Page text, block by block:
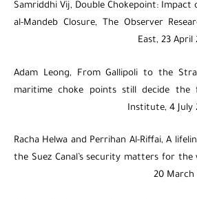
Samriddhi Vij, Double Chokepoint:
al-Mandeb Closure, The Observer
East, 23
Adam Leong, From Gallipoli to the
maritime choke points still decide
Institute, 4
Racha Helwa and Perrihan Al-Riffai, A
the Suez Canal’s security matters for
20